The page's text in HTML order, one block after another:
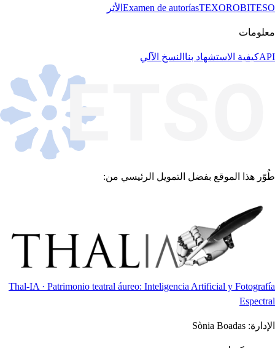
Examen de autoríasTEXOROBITESO الأثر
معلومات
APIكيفية الاستشهاد بنا النسخ الآلي
طُوّر هذا الموقع بفضل التمويل الرئيسي من:
Thal-IA · Patrimonio teatral áureo: Inteligencia Artificial y Fotografía
Espectral
الإدارة: Sònia Boadas